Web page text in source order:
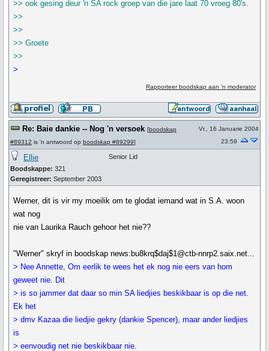
>> ook gesing deur 'n SA rock groep van die jare laat 70 vroeg 80's.
>>
>>
>> Groete
>>
>
Rapporteer boodskap aan 'n moderator
Re: Baie dankie -- Nog 'n versoek [boodskap
#89312 is 'n antwoord op boodskap #89299]
Vr., 16 Januarie 2004
23:59
Ellie
Boodskappe: 321
Geregistreer: September 2003
Senior Lid
Werner, dit is vir my moeilik om te glodat iemand wat in S.A. woon
wat nog
nie van Laurika Rauch gehoor het nie??
"Werner" skryf in boodskap news:bu8krq$daj$1@ctb-nnrp2.saix.net...
> Nee Annette, Om eerlik te wees het ek nog nie eers van hom
geweet nie. Dit
> is so jammer dat daar so min SA liedjies beskikbaar is op die net.
Ek het
> dmv Kazaa die liedjie gekry (dankie Spencer), maar ander liedjies
is
> eenvoudig net nie beskikbaar nie.